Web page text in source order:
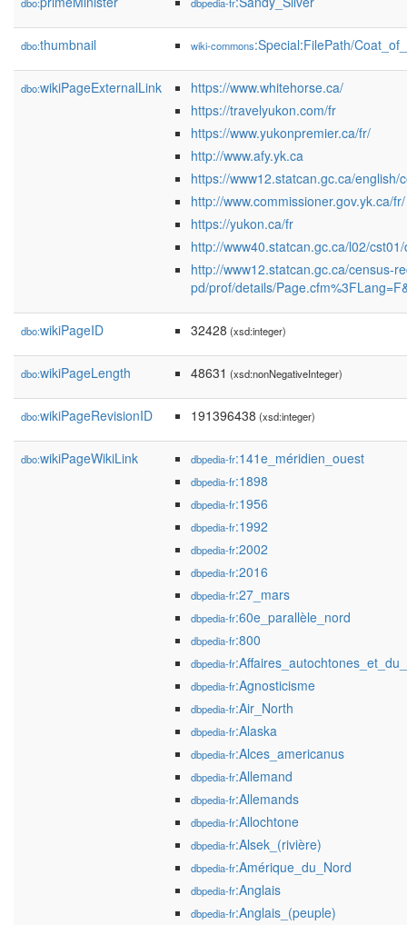
dbo:thumbnail wiki-commons:Special:FilePath/
dbo:wikiPageExternalLink
https://www.whitehorse.ca/
https://travelyukon.com/fr
https://www.yukonpremier.ca/fr/
http://www.afy.yk.ca
https://www12.statcan.gc.ca/english/
http://www.commissioner.gov.yk.ca/fr/
https://yukon.ca/fr
http://www40.statcan.gc.ca/l02/
http://www12.statcan.gc.ca/census-
pd/prof/details/
dbo:wikiPageID 32428 (xsd:integer)
dbo:wikiPageLength 48631 (xsd:nonNegativeInteger)
dbo:wikiPageRevisionID 191396438 (xsd:integer)
dbo:wikiPageWikiLink dbpedia-fr:141e_méridien_ouest
dbpedia-fr:1898
dbpedia-fr:1956
dbpedia-fr:1992
dbpedia-fr:2002
dbpedia-fr:2016
dbpedia-fr:27_mars
dbpedia-fr:60e_parallèle_nord
dbpedia-fr:800
dbpedia-fr
dbpedia-fr:Agnosticisme
dbpedia-fr:Air_North
dbpedia-fr:Alaska
dbpedia-fr:Alces_americanus
dbpedia-fr:Allemand
dbpedia-fr:Allemands
dbpedia-fr:Allochtone
dbpedia-fr:Alsek_(rivière)
dbpedia-fr:Amérique_du_Nord
dbpedia-fr:Anglais
dbpedia-fr:Anglais_(peuple)